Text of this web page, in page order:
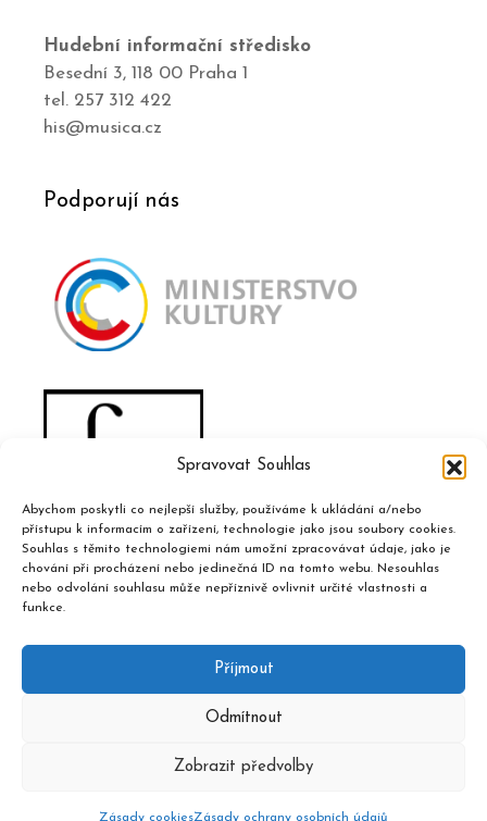
Spravovat Souhlas
Abychom poskytli co nejlepší služby, používáme k ukládání a/nebo
přístupu k informacím o zařízení, technologie jako jsou soubory cookies.
Souhlas s těmito technologiemi nám umožní zpracovávat údaje, jako je
chování při procházení nebo jedinečná ID na tomto webu. Nesouhlas
nebo odvolání souhlasu může nepříznivě ovlivnit určité vlastnosti a
funkce.
Příjmout
Odmítnout
Zobrazit předvolby
Zásady cookiesZásady ochrany osobních údajů
Hudební informační středisko
Besední 3, 118 00 Praha 1
tel. 257 312 422
his@musica.cz
Podporují nás